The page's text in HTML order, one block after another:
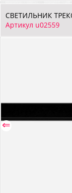
СВЕТИЛЬНИК
Артикул u02559
⇐